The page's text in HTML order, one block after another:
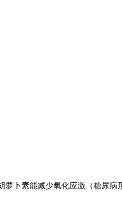
卜素能减少氧化应激（糖尿病